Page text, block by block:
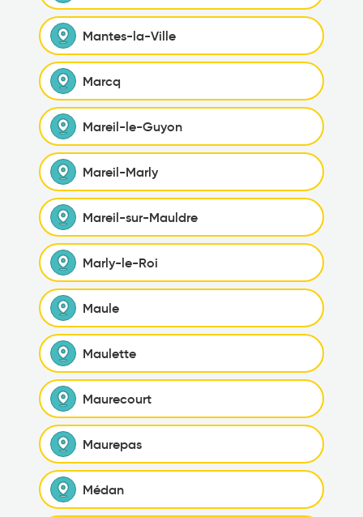
Mantes-la-Ville
Marcq
Mareil-le-Guyon
Mareil-Marly
Mareil-sur-Mauldre
Marly-le-Roi
Maule
Maulette
Maurecourt
Maurepas
Médan